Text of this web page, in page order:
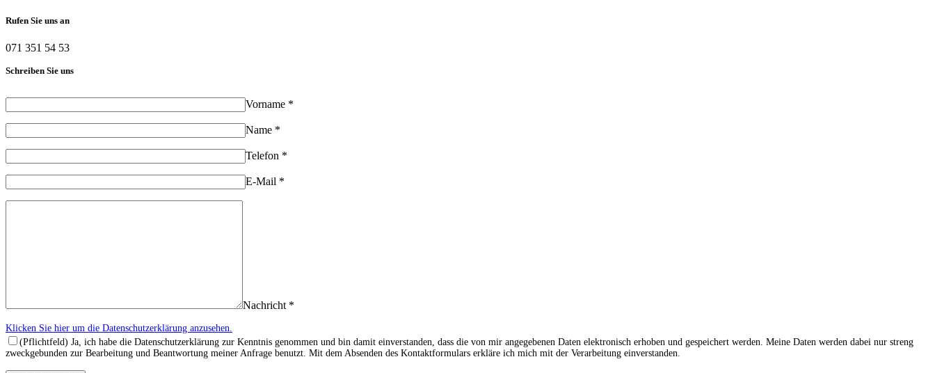
Rufen Sie uns an
071 351 54 53
Schreiben Sie uns
Vorname *
Name *
Telefon *
E-Mail *
Nachricht *
Klicken Sie hier um die Datenschutzerklärung anzusehen.
(Pflichtfeld) Ja, ich habe die Datenschutzerklärung zur Kenntnis genommen und bin damit einverstanden, dass die von mir angegebenen Daten elektronisch erhoben und gespeichert werden. Meine Daten werden dabei nur streng
zweckgebunden zur Bearbeitung und Beantwortung meiner Anfrage benutzt. Mit dem Absenden des Kontaktformulars erkläre ich mich mit der Verarbeitung einverstanden.